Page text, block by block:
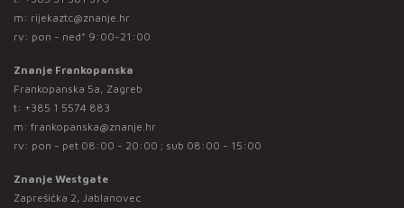
m: rijekaztc@znanje.hr
rv: pon - ned* 9:00-21:00
Znanje Frankopanska
Frankopanska 5a, Zagreb
t: +385 1 5574 883
m: frankopanska@znanje.hr
rv: pon - pet 08:00 - 20:00 ; sub 08:00 - 15:00
Znanje Westgate
Zaprešićka 2, Jablanovec